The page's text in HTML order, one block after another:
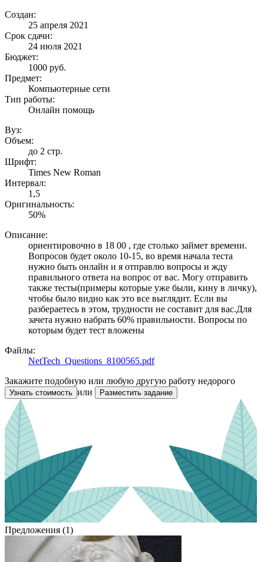
Создан:
25 апреля 2021
Срок сдачи:
24 июля 2021
Бюджет:
1000 руб.
Предмет:
Компьютерные сети
Тип работы:
Онлайн помощь
Вуз:
Объем:
до 2 стр.
Шрифт:
Times New Roman
Интервал:
1,5
Оригинальность:
50%
Описание:
ориентировочно в 18 00 , где столько займет времени.
Вопросов будет около 10-15, во время начала теста
нужно быть онлайн и я отправлю вопросы и жду
правильного ответа на вопрос от вас. Могу отправить
также тесты(примеры которые уже были, кину в личку),
чтобы было видно как это все выглядит. Если вы
разбераетесь в этом, трудности не составит для вас.Для
зачета нужно набрать 60% правильности. Вопросы по
которым будет тест вложены
Файлы:
NetTech_Questions_8100565.pdf
Закажите подобную или любую другую работу недорого
Узнать стоимость или Разместить задание
Предложения (1)